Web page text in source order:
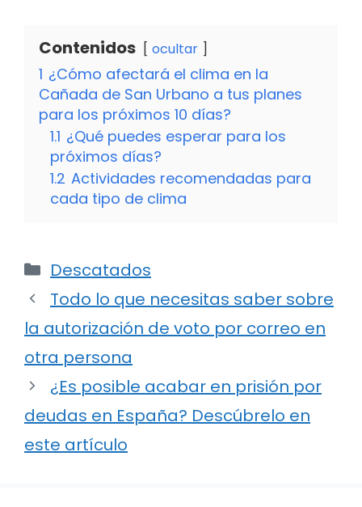
Contenidos ocultar
1 ¿Cómo afectará el clima en la
Cañada de San Urbano a tus planes
para los próximos 10 días?
1.1 ¿Qué puedes esperar para los
próximos días?
1.2 Actividades recomendadas para
cada tipo de clima
Categorías
Descatados
Todo lo que necesitas saber sobre
la autorización de voto por correo en
otra persona
¿Es posible acabar en prisión por
deudas en España? Descúbrelo en
este artículo